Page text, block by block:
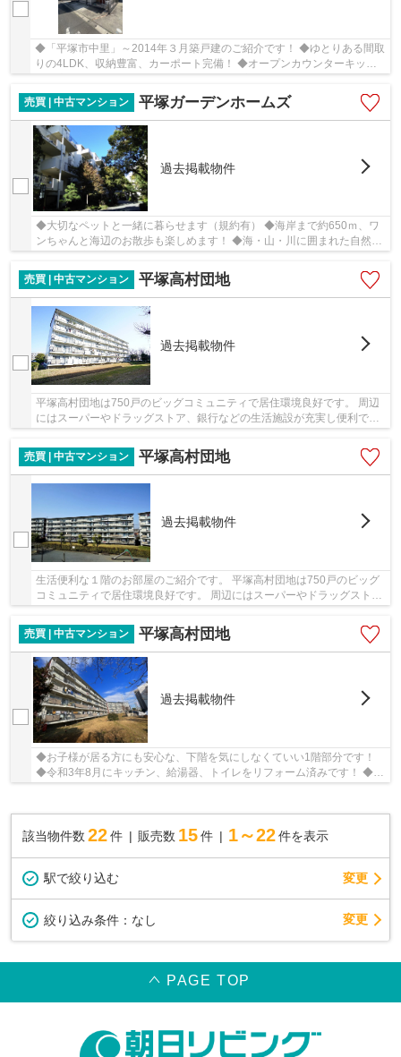
◆「平塚市中里」～2014年３月築戸建のご紹介です！ ◆ゆとりある間取
りの4LDK、収納豊富、カーポート完備！ ◆オープンカウンターキッチ
売買 | 中古マンション
平塚ガーデンホームズ
過去掲載物件
◆大切なペットと一緒に暮らせます（規約有） ◆海岸まで約650ｍ、ワ
ンちゃんと海辺のお散歩も楽しめます！ ◆海・山・川に囲まれた自然豊
売買 | 中古マンション
平塚高村団地
過去掲載物件
平塚高村団地は750戸のビッグコミュニティで居住環境良好です。 周辺
にはスーパーやドラッグストア、銀行などの生活施設が充実し便利で
売買 | 中古マンション
平塚高村団地
過去掲載物件
生活便利な１階のお部屋のご紹介です。 平塚高村団地は750戸のビッグ
コミュニティで居住環境良好です。 周辺にはスーパーやドラッグスト
売買 | 中古マンション
平塚高村団地
過去掲載物件
◆お子様が居る方にも安心な、下階を気にしなくていい1階部分です！
◆令和3年8月にキッチン、給湯器、トイレをリフォーム済みです！ ◆緑
多く閑静な住宅地、広々とした敷地にはゆったり...
該当物件数 22件 販売数 15 件 1～22 件を表示
駅で絞り込む 変更
絞り込み条件： なし 変更
PAGE TOP